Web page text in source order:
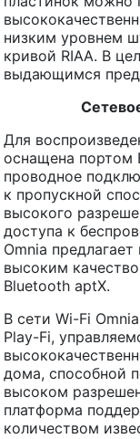
низким уровнем
кривой RIAA. В
выдающимся
Для
оснащена портом
проводное
к пропускной
высокого
доступа к
Omnia
высоким
Bluetooth aptX.
В сети Wi-Fi
Play-Fi,
дома, способной
высоком
платформа
количеством